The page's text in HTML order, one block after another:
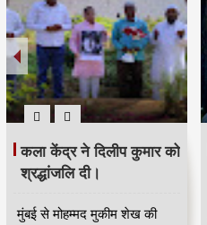
कला केंद्र ने दिलीप कुमार को
श्रद्धांजलि दी।
मुंबई से मोहम्मद मुकीम शेख की